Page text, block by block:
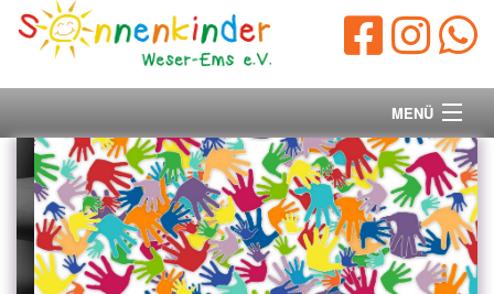
MENÜ
Startseite
Vorstand
Unsere Ziele